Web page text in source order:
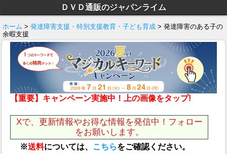
ＤＶＤ通販のジャパンライム
ホーム > 発達障害支援・特別支援教育・子ども育成 > 発達障害のある子の
余暇支援
【重要】キャンペーン実施中！上の画像をタップ!
Xで、更新情報やお得な情報を発信中！フォロー
をお願いします。
※送料については、 こちらをご確認ください。